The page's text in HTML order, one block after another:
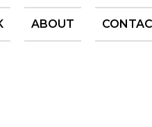
ABOUT